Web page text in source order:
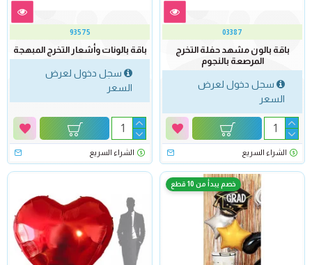
03387
باقة بالون مشهد حفلة التخرج
المرصعة بالنجوم
سجل دخول لعرض
السعر
الشراء السريع
93575
باقة بالونات وأشعار التخرج المبهجة
سجل دخول لعرض
السعر
الشراء السريع
خصم يبدأ من 10 قطع